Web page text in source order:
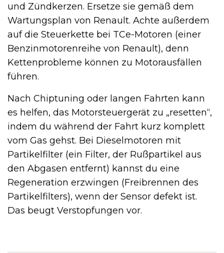
und Zündkerzen. Ersetze sie gemäß dem
Wartungsplan von Renault. Achte außerdem
auf die Steuerkette bei TCe-Motoren (einer
Benzinmotorenreihe von Renault), denn
Kettenprobleme können zu Motorausfällen
führen.
Nach Chiptuning oder langen Fahrten kann
es helfen, das Motorsteuergerät zu „resetten“,
indem du während der Fahrt kurz komplett
vom Gas gehst. Bei Dieselmotoren mit
Partikelfilter (ein Filter, der Rußpartikel aus
den Abgasen entfernt) kannst du eine
Regeneration erzwingen (Freibrennen des
Partikelfilters), wenn der Sensor defekt ist.
Das beugt Verstopfungen vor.